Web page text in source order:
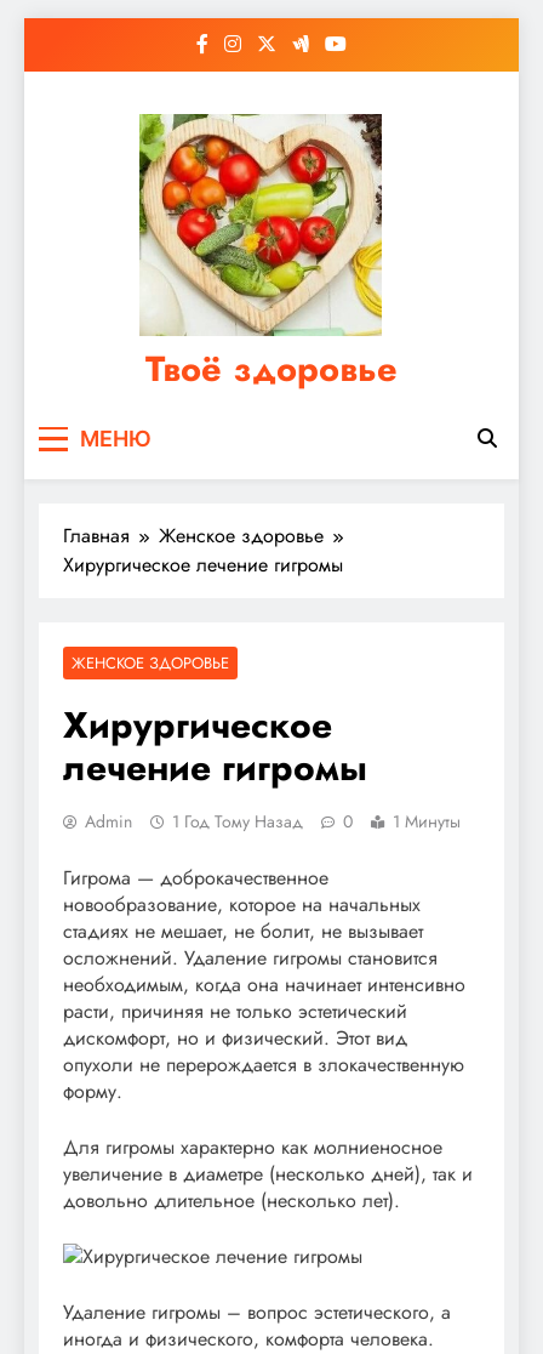
Твоё здоровье
мужском здоровье
МЕНЮ
Главная
Женское здоровье
Хирургическое лечение гигромы
ЖЕНСКОЕ ЗДОРОВЬЕ
Хирургическое
лечение гигромы
Admin 1 Год Тому Назад 0 1 Минуты
Гигрома — доброкачественное
новообразование, которое на начальных
стадиях не мешает, не болит, не вызывает
осложнений. Удаление гигромы становится
необходимым, когда она начинает интенсивно
расти, причиняя не только эстетический
дискомфорт, но и физический. Этот вид
опухоли не перерождается в злокачественную
форму.
Для гигромы характерно как молниеносное
увеличение в диаметре (несколько дней), так и
довольно длительное (несколько лет).
Удаление гигромы – вопрос эстетического, а
иногда и физического, комфорта человека.